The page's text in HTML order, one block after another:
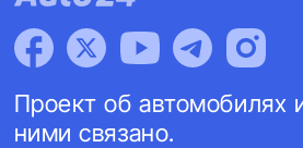
Проект об автомобилях
ними связано.